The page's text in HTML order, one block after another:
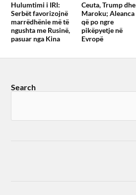
Hulumtimi i IRI:
Serbët favorizojnë
marrëdhënie më të
ngushta me Rusinë,
pasuar nga Kina
Ceuta, Trump dhe
Maroku; Aleanca
që po ngre
pikëpyetje në
Evropë
Search